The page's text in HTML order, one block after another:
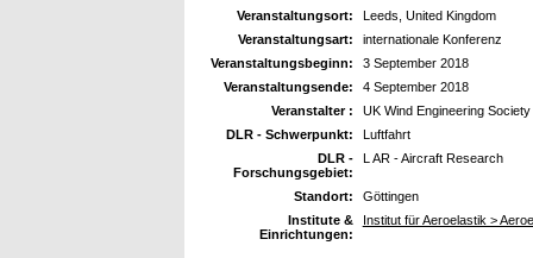
Veranstaltungsort:
Leeds, United Kingdom
Veranstaltungsart:
internationale Konferenz
Veranstaltungsbeginn:
3 September 2018
Veranstaltungsende:
4 September 2018
Veranstalter :
UK Wind Engineering
DLR - Schwerpunkt:
Luftfahrt
DLR -
Forschungsgebiet:
L AR - Aircraft Research
Standort:
Göttingen
Institute &
Einrichtungen:
Institut für Aeroelastik >